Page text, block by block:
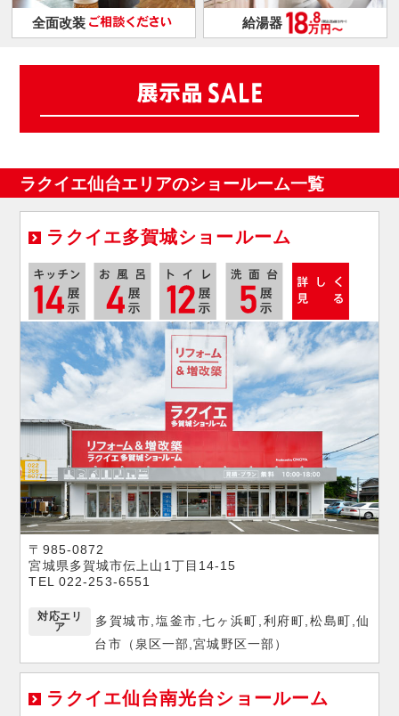
全面改装 給湯器
ラクイエ仙台エリアのショールーム一覧
ラクイエ多賀城ショールーム
〒985-0872
宮城県多賀城市伝上山1丁目14-15
TEL 022-253-6551
対応エリ
ア
多賀城市,塩釜市,七ヶ浜町,利府町,松島町,仙
台市（泉区一部,宮城野区一部）
ラクイエ仙台南光台ショールーム